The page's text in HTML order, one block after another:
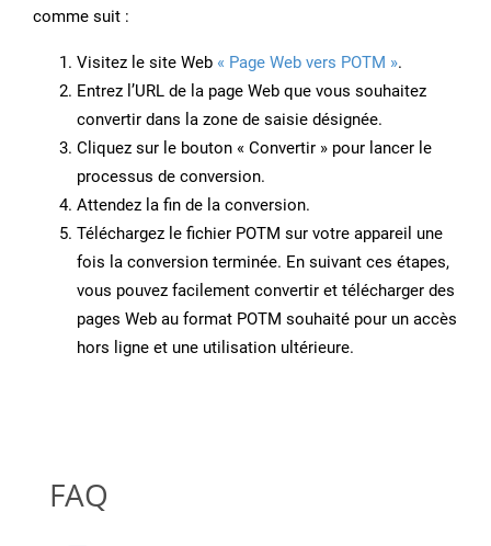
comme suit :
Visitez le site Web « Page Web vers POTM ».
Entrez l’URL de la page Web que vous souhaitez
convertir dans la zone de saisie désignée.
Cliquez sur le bouton « Convertir » pour lancer le
processus de conversion.
Attendez la fin de la conversion.
Téléchargez le fichier POTM sur votre appareil une
fois la conversion terminée. En suivant ces étapes,
vous pouvez facilement convertir et télécharger des
pages Web au format POTM souhaité pour un accès
hors ligne et une utilisation ultérieure.
FAQ